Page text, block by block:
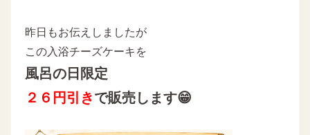
昨日もお伝えしましたが
この入浴チーズケーキを
風呂の日限定
２６円引きで販売します😁